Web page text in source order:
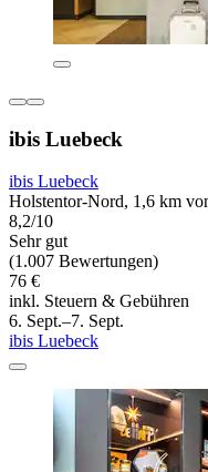
ibis Luebeck
ibis Luebeck
Holstentor-Nord, 1,6 km
8,2/10
Sehr gut
(1.007 Bewertungen)
76 €
inkl. Steuern & Gebühren
6. Sept.–7. Sept.
ibis Luebeck